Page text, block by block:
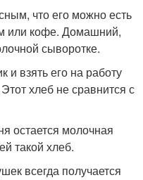
что его можно есть
или кофе. Домашний,
сыворотке.
и взять его на работу
хлеб не сравнится с
остается молочная
такой хлеб.
всегда получается